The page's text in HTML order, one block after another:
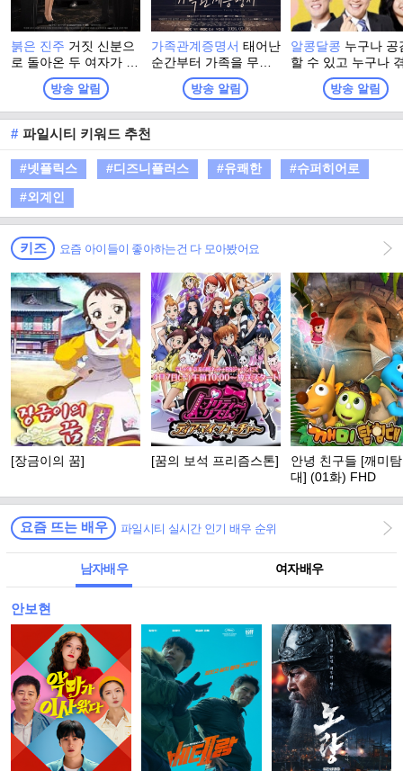
붉은 진주 거짓 신분으
로 돌아온 두 여자가 아
델 가에 감춰진 죄악과
진실을 밝혀내는 복수
연대기를 그리는 드라
마
방송 알림
가족관계증명서 태어난
순간부터 가족을 무너
뜨린 존재로 낙인찍힌
한 아이와, 냉혹한 편견
과 운명에 맞서 자신의
마
방송 알림
알콩달콩 누구나 공
할 수 있고 누구나
수 있는 일상 속 생
정보 이야기를 담은
로그램
방송 알림
# 파일시티 키워드 추천
#넷플릭스 #디즈니플러스 #유쾌한
#슈퍼히어로
#외계인
키즈 요즘 아이들이 좋아하는건 다 모아봤어요
[장금이의 꿈] [꿈의 보석 프리즘스톤]
안녕 친구들 [깨미
대] (01화) FHD
요즘 뜨는 배우 파일시티 실시간 인기 배우 순위
남자배우 여자배우
안보현